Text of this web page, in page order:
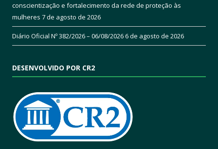
conscientização e fortalecimento da rede de proteção às
mulheres 7 de agosto de 2026
Diário Oficial Nº 382/2026 – 06/08/20266 de agosto de 2026
DESENVOLVIDO POR CR2